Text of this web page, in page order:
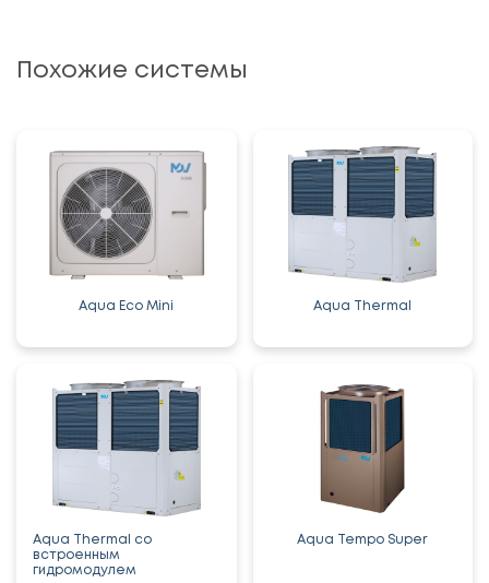
Похожие системы
Aqua Eco Mini Aqua Thermal
Aqua Thermal со
встроенным
гидромодулем
Aqua Tempo Super